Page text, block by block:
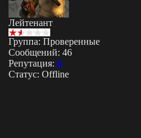
Лейтенант
Группа: Проверенные
Сообщений: 46
Репутация: 6
Статус: Offline